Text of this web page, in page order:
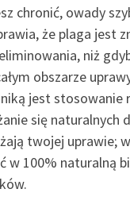
chronić, owady
że plaga jest
niż
obszarze
jest stosowanie
się naturalnych
twojej uprawie;
w 100% naturalną